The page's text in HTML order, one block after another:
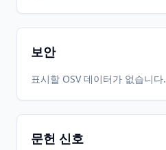
보안
표시할 OSV 데이터가 없습니다.
문헌 신호